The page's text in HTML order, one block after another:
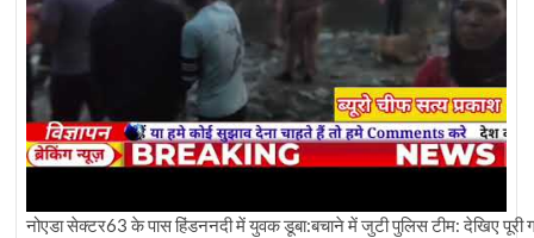
नोएडा सेक्टर63 के पास हिंडननदी में युवक डूबा:बचाने में जुटी पुलिस टीम: देखिए पूरी